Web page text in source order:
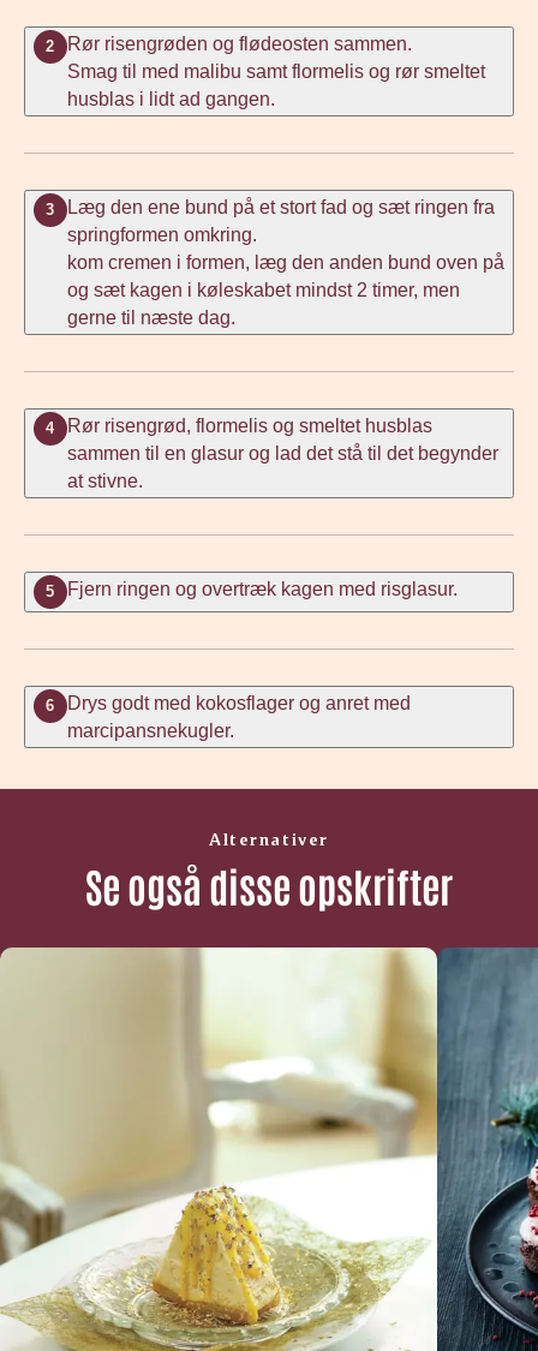
2
Rør risengrøden og flødeosten sammen.
Smag til med malibu samt flormelis og rør smeltet
husblas i lidt ad gangen.
3
Læg den ene bund på et stort fad og sæt ringen fra
springformen omkring.
kom cremen i formen, læg den anden bund oven på
og sæt kagen i køleskabet mindst 2 timer, men
gerne til næste dag.
4
Rør risengrød, flormelis og smeltet husblas
sammen til en glasur og lad det stå til det begynder
at stivne.
5 Fjern ringen og overtræk kagen med risglasur.
6
Drys godt med kokosflager og anret med
marcipansnekugler.
Alternativer
Se også disse opskrifter